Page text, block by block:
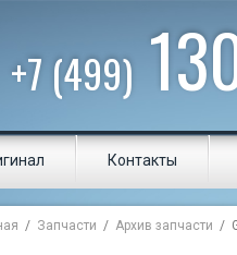
+7 (499)
Контакты
/ Запчасти / Архив запчасти /